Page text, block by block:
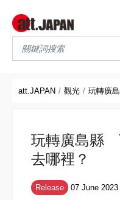
Translations title cont
att.JAPAN 觀光 玩轉廣
玩轉廣島縣
去哪裡？
Release 07 June 2023